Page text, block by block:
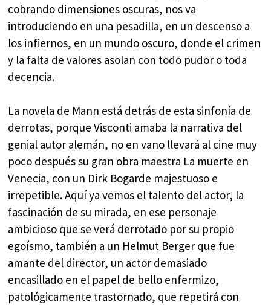
cobrando dimensiones oscuras, nos va
introduciendo en una pesadilla, en un descenso a
los infiernos, en un mundo oscuro, donde el crimen
y la falta de valores asolan con todo pudor o toda
decencia.
La novela de Mann está detrás de esta sinfonía de
derrotas, porque Visconti amaba la narrativa del
genial autor alemán, no en vano llevará al cine muy
poco después su gran obra maestra La muerte en
Venecia, con un Dirk Bogarde majestuoso e
irrepetible. Aquí ya vemos el talento del actor, la
fascinación de su mirada, en ese personaje
ambicioso que se verá derrotado por su propio
egoísmo, también a un Helmut Berger que fue
amante del director, un actor demasiado
encasillado en el papel de bello enfermizo,
patológicamente trastornado, que repetirá con